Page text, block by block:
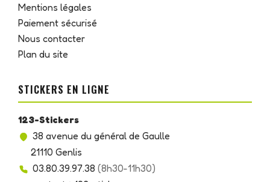
Mentions légales
Paiement sécurisé
Nous contacter
Plan du site
STICKERS EN LIGNE
123-Stickers
38 avenue du général de Gaulle
21110 Genlis
03.80.39.97.38 (8h30-11h30)